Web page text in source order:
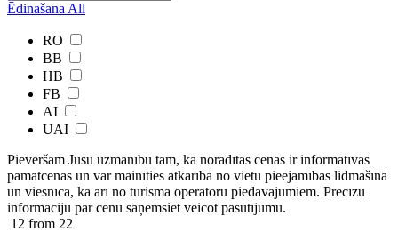
Ēdinašana All
RO
BB
HB
FB
AI
UAI
Pievēršam Jūsu uzmanību tam, ka norādītās cenas ir ​informatīvas ​
pamatcenas un var mainīties atkarībā ​no ​vietu pieejamības lidmašīnā
un viesnīcā, kā arī no tūrisma operatoru piedāvājumiem. Precīzu
informāciju par cenu saņemsiet veicot pasūtījumu.
12 from 22